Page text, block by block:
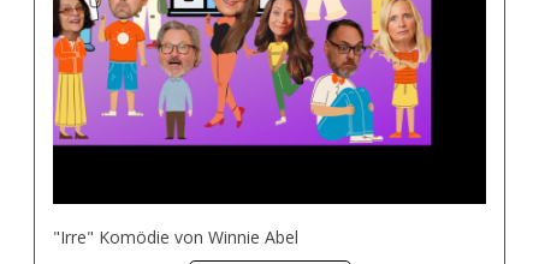
"Irre" Komödie von Winnie Abel